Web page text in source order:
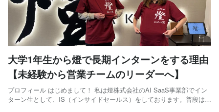
大学1年生から燈で長期インターンをする理由
【未経験から営業チームのリーダーへ】
プロフィール はじめまして！ 私は燈株式会社のAI SaaS事業部でイン
ターン生として、IS（インサイドセールス）をしております。普段はお